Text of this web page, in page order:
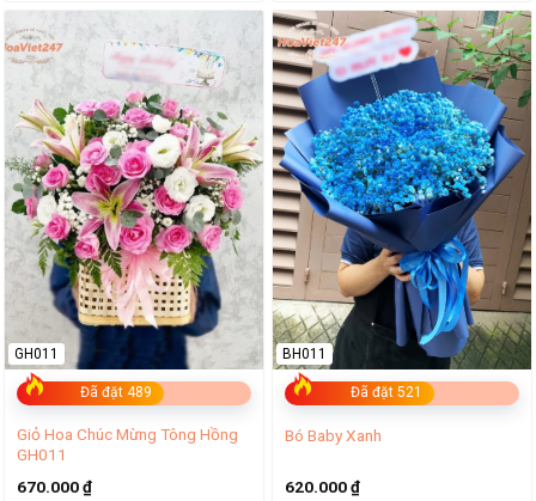
Đã đặt 489
GH011
Giỏ Hoa Chúc Mừng Tông Hồng
GH011
670.000₫
Đã đặt 521
BH011
Bó Baby Xanh
620.000₫